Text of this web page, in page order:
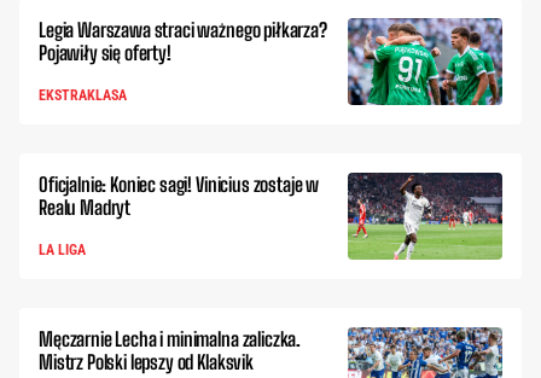
Legia Warszawa straci ważnego piłkarza?
Pojawiły się oferty!
EKSTRAKLASA
Oficjalnie: Koniec sagi! Vinicius zostaje w
Realu Madryt
LA LIGA
Męczarnie Lecha i minimalna zaliczka.
Mistrz Polski lepszy od Klaksvik